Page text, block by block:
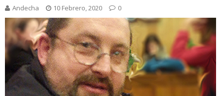
Andecha 10 Febrero, 2020 0